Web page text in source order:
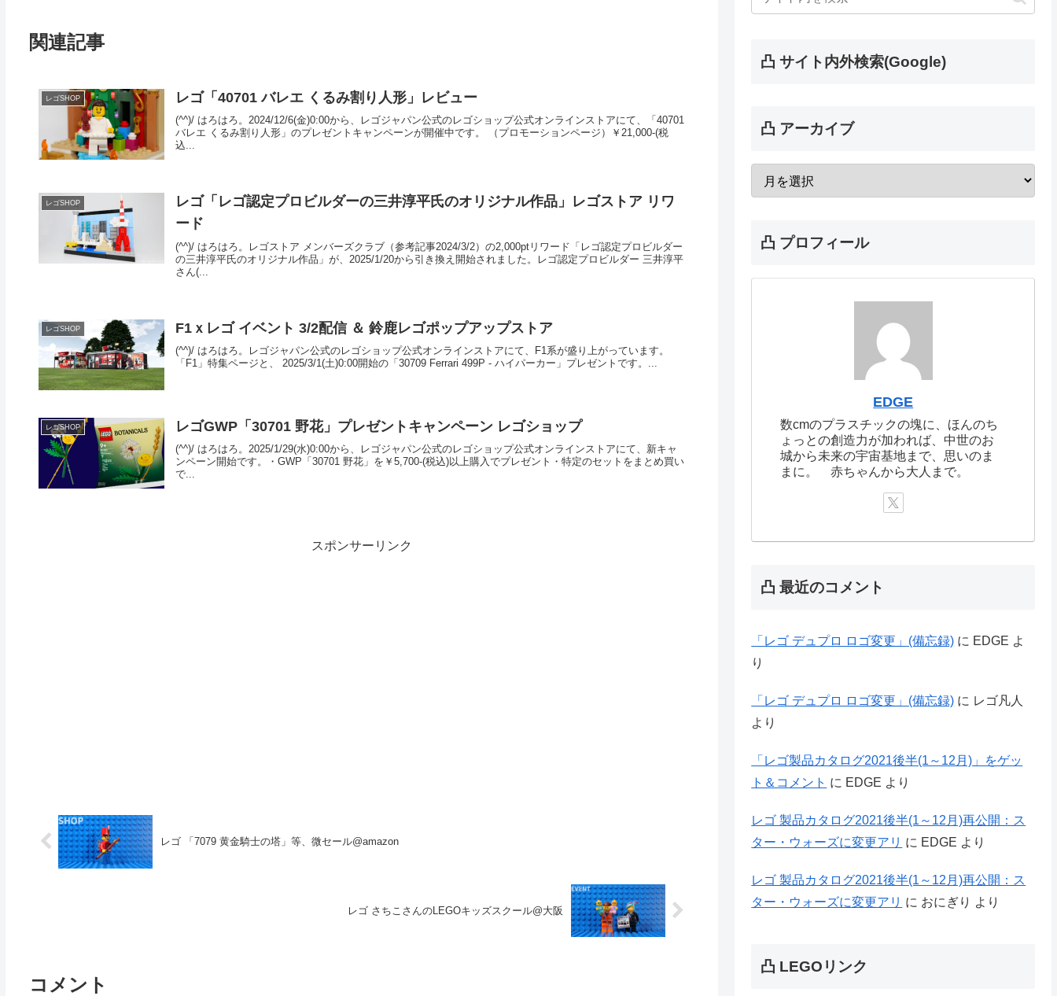
関連記事
レゴSHOP レゴ「40701 バレエ くるみ割り人形」レビュー
(^^)/ はろはろ。2024/12/6(金)0:00から、レゴジャパン公式のレゴショップ公式オンラインストアにて、「40701
バレエ くるみ割り人形」のプレゼントキャンペーンが開催中です。 （プロモーションページ）￥21,000-(税
込...
レゴSHOP
レゴ「レゴ認定プロビルダーの三井淳平氏のオリジナル作品」レゴストア リワ
ード
(^^)/ はろはろ。レゴストア メンバーズクラブ（参考記事2024/3/2）の2,000ptリワード「レゴ認定プロビルダー
の三井淳平氏のオリジナル作品」が、2025/1/20から引き換え開始されました。レゴ認定プロビルダー 三井淳平
さん(...
レゴSHOP F1ｘレゴ イベント 3/2配信 ＆ 鈴鹿レゴポップアップストア
(^^)/ はろはろ。レゴジャパン公式のレゴショップ公式オンラインストアにて、F1系が盛り上がっています。
「F1」特集ページと、 2025/3/1(土)0:00開始の「30709 Ferrari 499P - ハイパーカー」プレゼントです。...
レゴSHOP レゴGWP「30701 野花」プレゼントキャンペーン レゴショップ
(^^)/ はろはろ。2025/1/29(水)0:00から、レゴジャパン公式のレゴショップ公式オンラインストアにて、新キャ
ンペーン開始です。・GWP「30701 野花」を￥5,700-(税込)以上購入でプレゼント・特定のセットをまとめ買い
で...
スポンサーリンク
レゴ 「7079 黄金騎士の塔」等、微セール@amazon
レゴ さちこさんのLEGOキッズスクール@大阪
コメント
凸 サイト内外検索(Google)
凸 アーカイブ
凸 プロフィール
EDGE
数cmのプラスチックの塊に、ほんのち
ょっとの創造力が加われば、中世のお
城から未来の宇宙基地まで、思いのま
まに。 赤ちゃんから大人まで。
凸 最近のコメント
「レゴ デュプロ ロゴ変更」(備忘録) に EDGE よ
り
「レゴ デュプロ ロゴ変更」(備忘録) に レゴ凡人
より
「レゴ製品カタログ2021後半(1～12月)」をゲッ
ト＆コメント に EDGE より
レゴ 製品カタログ2021後半(1～12月)再公開：ス
ター・ウォーズに変更アリ に EDGE より
レゴ 製品カタログ2021後半(1～12月)再公開：ス
ター・ウォーズに変更アリ に おにぎり より
凸 LEGOリンク